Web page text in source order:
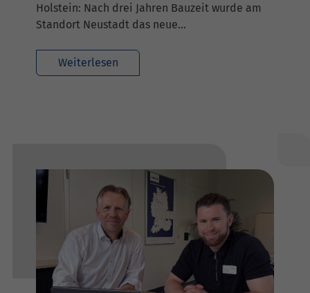
Holstein: Nach drei Jahren Bauzeit wurde am
Standort Neustadt das neue…
Weiterlesen